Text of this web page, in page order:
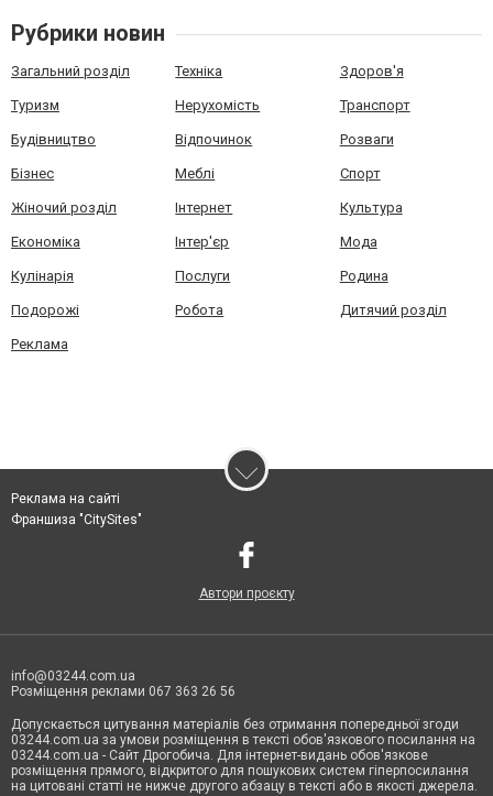
Рубрики новин
Загальний розділ Техніка Здоров'я
Туризм Нерухомість Транспорт
Будівництво Відпочинок Розваги
Бізнес Меблі Спорт
Жіночий розділ Інтернет Культура
Економіка Інтер'єр Мода
Кулінарія Послуги Родина
Подорожі Робота Дитячий розділ
Реклама
Реклама на сайті
Франшиза "CitySites"
Автори проєкту
info@03244.com.ua
Розміщення реклами 067 363 26 56
Допускається цитування матеріалів без отримання попередньої згоди
03244.com.ua за умови розміщення в тексті обов'язкового посилання на
03244.com.ua - Сайт Дрогобича. Для інтернет-видань обов'язкове
розміщення прямого, відкритого для пошукових систем гіперпосилання
на цитовані статті не нижче другого абзацу в тексті або в якості джерела.